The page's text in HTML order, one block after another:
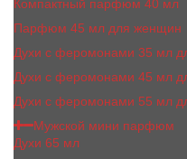
Компактный парфюм 40 мл
Парфюм 45 мл для женщин
Духи с феромонами 35 мл
Духи с феромонами 45 мл
Духи с феромонами 55 мл
Мужской мини парфюм
Духи 65 мл